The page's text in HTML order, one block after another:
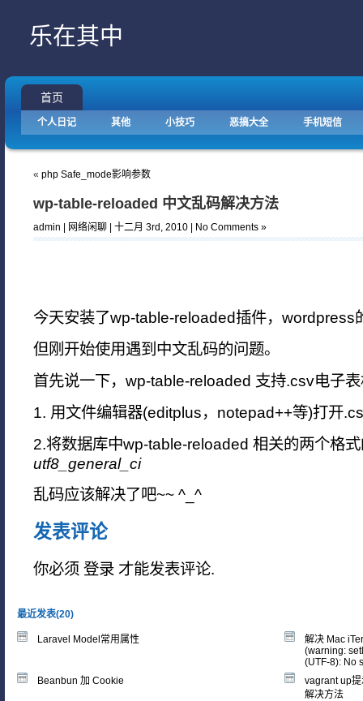
乐在其中
首页
个人日记 其他 小技巧 恶搞大全 手机短信
« php Safe_mode影响参数
wp-table-reloaded 中文乱码解决方法
admin | 网络闲聊 | 十二月 3rd, 2010 | No Comments »
今天安装了wp-table-reloaded插件，wordpress
但刚开始使用遇到中文乱码的问题。
首先说一下，wp-table-reloaded 支持.csv电子
1. 用文件编辑器(editplus，notepad++等)打开
2.将数据库中wp-table-reloaded 相关的两个格
utf8_general_ci
乱码应该解决了吧~~ ^_^
发表评论
你必须 登录 才能发表评论.
最近发表(20)
Laravel Model常用属性
解决 Mac
(warning:
(UTF-8): No
Beanbun 加 Cookie
vagrant up提
解决方法